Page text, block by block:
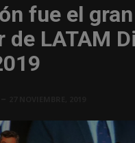
fue el gran
de LATAM